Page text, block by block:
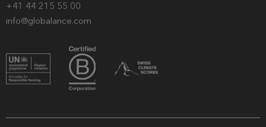
+41 44 215 55 00
info@globalance.com